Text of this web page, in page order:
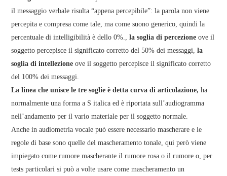
il messaggio verbale risulta “appena percepibile”: la parola non viene
percepita e compresa come tale, ma come suono generico, quindi la
percentuale di intelligibilità è dello 0%.,la soglia di percezione ove il
soggetto percepisce il significato corretto del 50% dei messaggi,la
soglia di intellezioneove il soggetto percepisce il significato corretto
del 100% dei messaggi.
La linea che unisce le tre soglie è detta curva di articolazione, ha
normalmente una forma a S italica ed è riportata sull’audiogramma
nell’andamento per il vario materiale per il soggetto normale.
Anche in audiometria vocale può essere necessario mascherare e le
regole di base sono quelle del mascheramento tonale, qui però viene
impiegato come rumore mascherante il rumore rosa o il rumore o, per
tests particolari si può a volte usare come mascheramento un